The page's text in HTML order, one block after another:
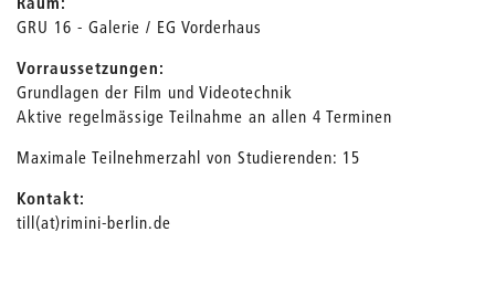
GRU 16 - Galerie / EG Vorderhaus
Vorraussetzungen:
Grundlagen der Film und Videotechnik
Aktive regelmässige Teilnahme an allen 4 Terminen
Maximale Teilnehmerzahl von Studierenden: 15
Kontakt:
till(at)rimini-berlin.de